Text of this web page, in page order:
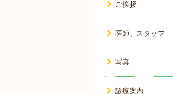
ご挨拶
医師、スタッフ
写真
診療案内